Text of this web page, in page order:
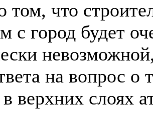
том, что
с город будет
на вопрос о
в верхних слоях